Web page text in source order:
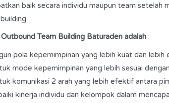
baik secara individu maupun team setelah
Team Building Baturaden adalah : ­
pola kepemimpinan yang lebih kuat dan lebih
mode kepemimpinan yang lebih sesuai
komunikasi 2 arah yang lebih efektif antara
kinerja individu dan kelompok dalam